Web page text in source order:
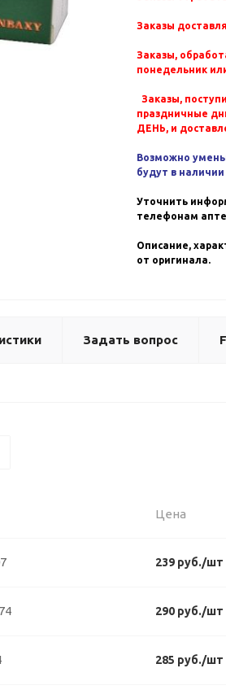
Заказы
Заказы,
понедельник
Заказы,
праздничные
ДЕНЬ, и
Возможно
будут в
Уточнить
телефонам
Описание,
от оригинала.
Задать вопрос
Цена
239 руб./шт
290 руб./шт
285 руб./шт